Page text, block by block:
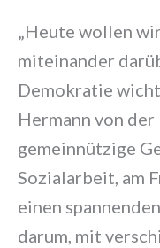
„Heute wollen
miteinander
Demokratie
Hermann von
gemeinnützige
Sozialarbeit, am
einen
darum, mit